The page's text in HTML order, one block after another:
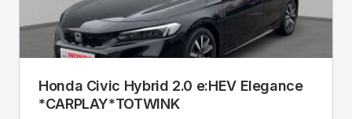
Honda Civic Hybrid 2.0 e:HEV Elegance
*CARPLAY*TOTWINK